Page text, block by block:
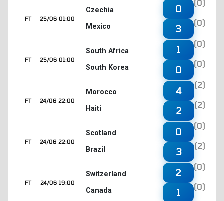
25/06 01:00
FT
Czechia
Mexico
0
(0)
3
(0)
25/06 01:00
FT
South Africa
South Korea
1
(0)
0
(0)
24/06 22:00
FT
Morocco
Haiti
4
(2)
2
(2)
24/06 22:00
FT
Scotland
Brazil
0
(0)
3
(2)
24/06 19:00
FT
Switzerland
Canada
2
(0)
1
(0)